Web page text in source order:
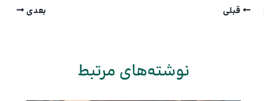
قبلی بعدی
نوشته‌های مرتبط